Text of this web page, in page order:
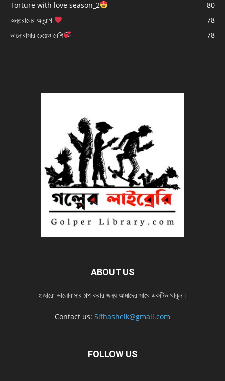
Torture with love season_2
80
অন্তরালের অনুরাগ
78
ভালোবাসার চেয়েও বেশি
78
ABOUT US
হাজারো ভালোবাসার গল্প করার জন্য আমাদের সাথে একটিভ থাকুন।
Contact us: Sifhasheik@gmail.com
FOLLOW US